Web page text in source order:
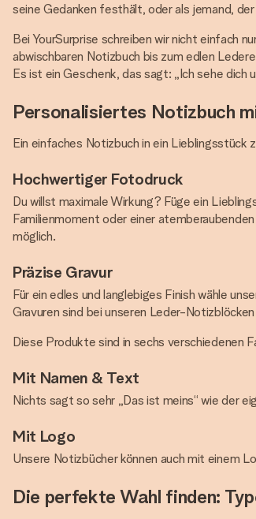
seine Gedanken festhält, oder als jemand,
Bei YourSurprise schreiben wir nicht einfach
abwischbaren Notizbuch bis zum edlen
Es ist ein Geschenk, das sagt: „Ich sehe
Personalisiertes Notizbuch
Ein einfaches Notizbuch in ein Lieblingsstück
Hochwertiger Fotodruck
Du willst maximale Wirkung? Füge ein
Familienmoment oder einer
möglich.
Präzise Gravur
Für ein edles und langlebiges Finish wähle
Gravuren sind bei unseren Leder-
Diese Produkte sind in sechs verschiedenen
Mit Namen & Text
Nichts sagt so sehr „Das ist meins“ wie der
Mit Logo
Unsere Notizbücher können auch mit einem
Die perfekte Wahl finden: